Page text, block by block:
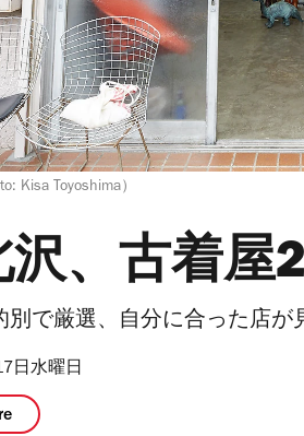
Kisa Toyoshima）
沢、古着屋
別で厳選、自分に合った店が
日水曜日